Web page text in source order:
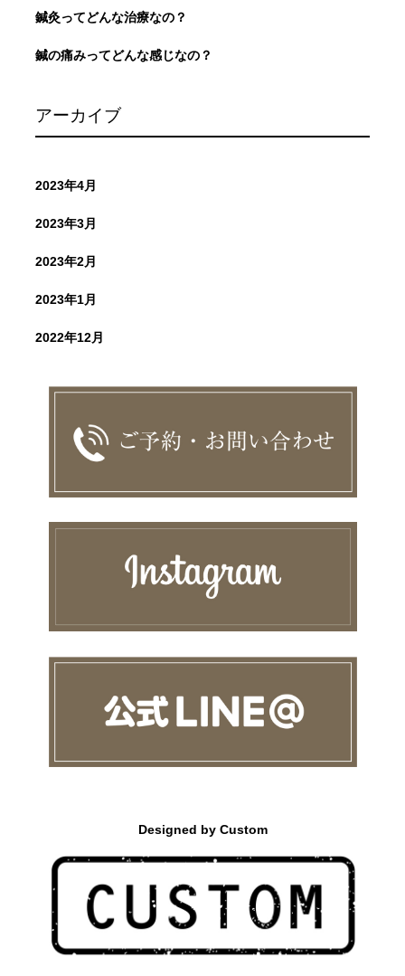
鍼灸ってどんな治療なの？
鍼の痛みってどんな感じなの？
アーカイブ
2023年4月
2023年3月
2023年2月
2023年1月
2022年12月
Designed by Custom